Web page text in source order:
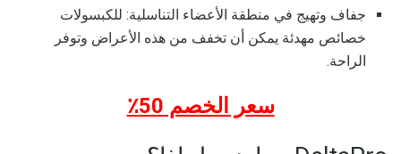
جفاف وتهيج في منطقة الأعضاء التناسلية: للكبسولات
خصائص مهدئة يمكن أن تخفف من هذه الأعراض وتوفر
الراحة.
سعر الخصم 50٪